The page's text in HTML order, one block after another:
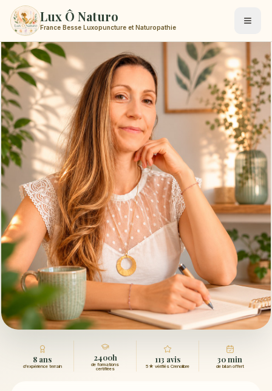
Lux Ô Naturo
France Besse Luxopuncture et Naturopathie
8 ans
d’expérience terrain
2400h
de formations
certifiées
113 avis
5★ vérifiés Crenolibre
30 min
de bilan offert